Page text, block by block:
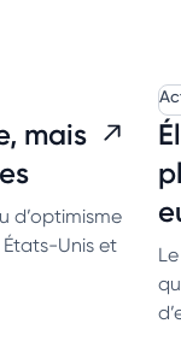
mais
d’optimisme
Unis et